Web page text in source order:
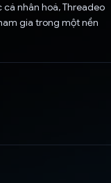
cá nhân hoá, Threadeo
gia trong một nền